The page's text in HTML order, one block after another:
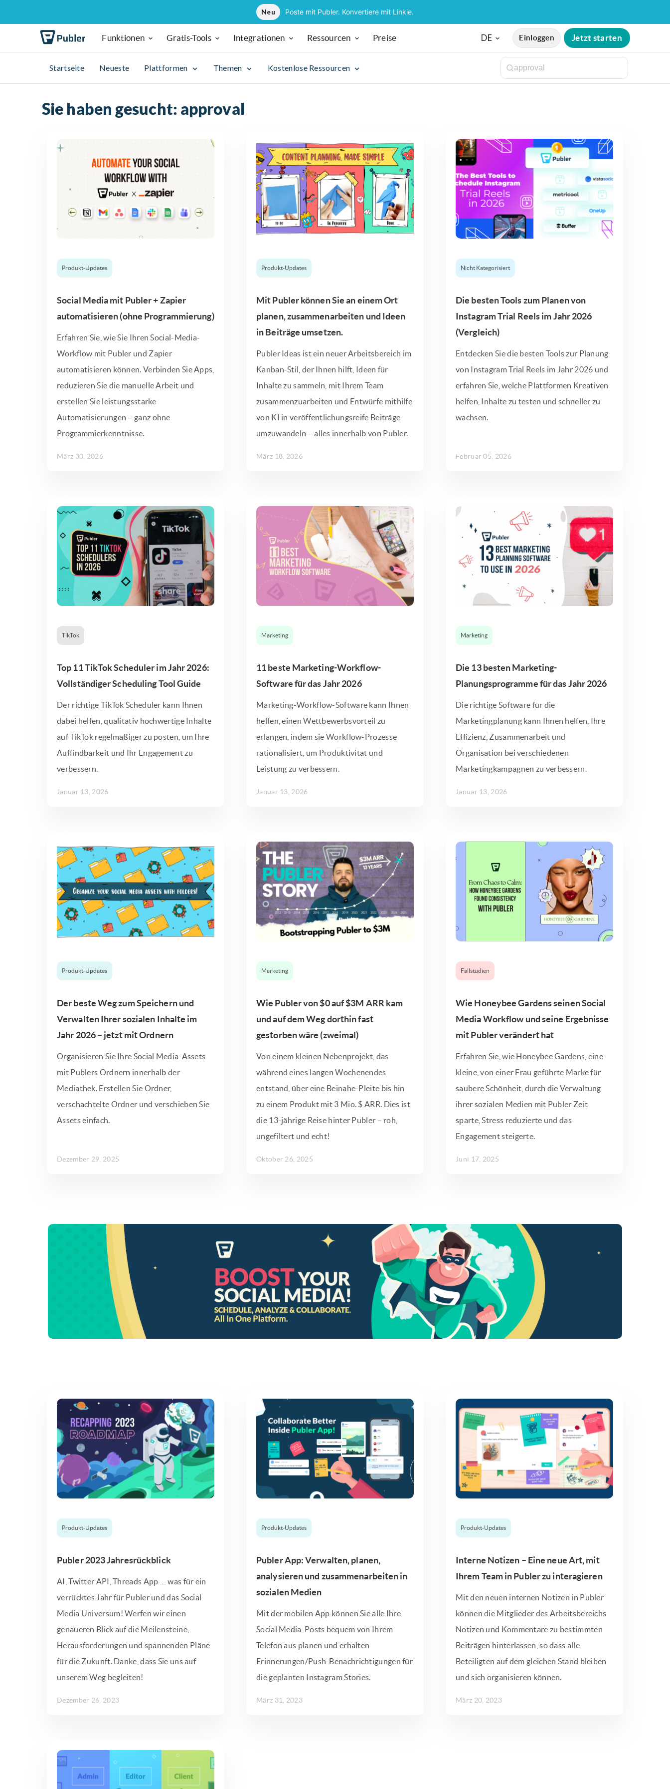
Neu Poste mit Publer. Konvertiere mit Linkie.
Funktionen Gratis-Tools Integrationen Ressourcen Preise DE Einloggen Jetzt starten
Startseite Neueste Plattformen Themen Kostenlose Ressourcen
Sie haben gesucht: approval
Produkt-Updates
Social Media mit Publer + Zapier
automatisieren (ohne Programmierung)
Erfahren Sie, wie Sie Ihren Social-Media-
Workflow mit Publer und Zapier
automatisieren können. Verbinden Sie Apps,
reduzieren Sie die manuelle Arbeit und
erstellen Sie leistungsstarke
Automatisierungen – ganz ohne
Programmierkenntnisse.
März 30, 2026
Produkt-Updates
Mit Publer können Sie an einem Ort
planen, zusammenarbeiten und Ideen
in Beiträge umsetzen.
Publer Ideas ist ein neuer Arbeitsbereich im
Kanban-Stil, der Ihnen hilft, Ideen für
Inhalte zu sammeln, mit Ihrem Team
zusammenzuarbeiten und Entwürfe mithilfe
von KI in veröffentlichungsreife Beiträge
umzuwandeln – alles innerhalb von Publer.
März 18, 2026
Nicht Kategorisiert
Die besten Tools zum Planen von
Instagram Trial Reels im Jahr 2026
(Vergleich)
Entdecken Sie die besten Tools zur Planung
von Instagram Trial Reels im Jahr 2026 und
erfahren Sie, welche Plattformen Kreativen
helfen, Inhalte zu testen und schneller zu
wachsen.
Februar 05, 2026
TikTok
Top 11 TikTok Scheduler im Jahr 2026:
Vollständiger Scheduling Tool Guide
Der richtige TikTok Scheduler kann Ihnen
dabei helfen, qualitativ hochwertige Inhalte
auf TikTok regelmäßiger zu posten, um Ihre
Auffindbarkeit und Ihr Engagement zu
verbessern.
Januar 13, 2026
Marketing
11 beste Marketing-Workflow-
Software für das Jahr 2026
Marketing-Workflow-Software kann Ihnen
helfen, einen Wettbewerbsvorteil zu
erlangen, indem sie Workflow-Prozesse
rationalisiert, um Produktivität und
Leistung zu verbessern.
Januar 13, 2026
Marketing
Die 13 besten Marketing-
Planungsprogramme für das Jahr 2026
Die richtige Software für die
Marketingplanung kann Ihnen helfen, Ihre
Effizienz, Zusammenarbeit und
Organisation bei verschiedenen
Marketingkampagnen zu verbessern.
Januar 13, 2026
Produkt-Updates
Der beste Weg zum Speichern und
Verwalten Ihrer sozialen Inhalte im
Jahr 2026 – jetzt mit Ordnern
Organisieren Sie Ihre Social Media-Assets
mit Publers Ordnern innerhalb der
Mediathek. Erstellen Sie Ordner,
verschachtelte Ordner und verschieben Sie
Assets einfach.
Dezember 29, 2025
Marketing
Wie Publer von $0 auf $3M ARR kam
und auf dem Weg dorthin fast
gestorben wäre (zweimal)
Von einem kleinen Nebenprojekt, das
während eines langen Wochenendes
entstand, über eine Beinahe-Pleite bis hin
zu einem Produkt mit 3 Mio. $ ARR. Dies ist
die 13-jährige Reise hinter Publer – roh,
ungefiltert und echt!
Oktober 26, 2025
Fallstudien
Wie Honeybee Gardens seinen Social
Media Workflow und seine Ergebnisse
mit Publer verändert hat
Erfahren Sie, wie Honeybee Gardens, eine
kleine, von einer Frau geführte Marke für
saubere Schönheit, durch die Verwaltung
ihrer sozialen Medien mit Publer Zeit
sparte, Stress reduzierte und das
Engagement steigerte.
Juni 17, 2025
Produkt-Updates
Publer 2023 Jahresrückblick
AI, Twitter API, Threads App … was für ein
verrücktes Jahr für Publer und das Social
Media Universum! Werfen wir einen
genaueren Blick auf die Meilensteine,
Herausforderungen und spannenden Pläne
für die Zukunft. Danke, dass Sie uns auf
unserem Weg begleiten!
Dezember 26, 2023
Produkt-Updates
Publer App: Verwalten, planen,
analysieren und zusammenarbeiten in
sozialen Medien
Mit der mobilen App können Sie alle Ihre
Social Media-Posts bequem von Ihrem
Telefon aus planen und erhalten
Erinnerungen/Push-Benachrichtigungen für
die geplanten Instagram Stories.
März 31, 2023
Produkt-Updates
Interne Notizen – Eine neue Art, mit
Ihrem Team in Publer zu interagieren
Mit den neuen internen Notizen in Publer
können die Mitglieder des Arbeitsbereichs
Notizen und Kommentare zu bestimmten
Beiträgen hinterlassen, so dass alle
Beteiligten auf dem gleichen Stand bleiben
und sich organisieren können.
März 20, 2023